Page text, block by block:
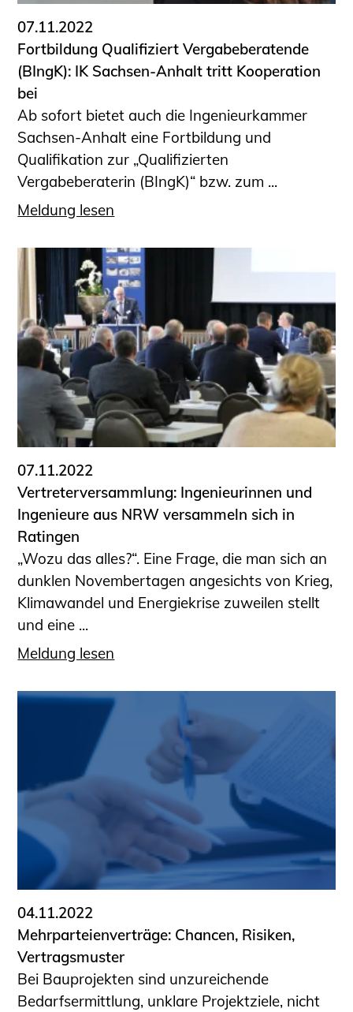
07.11.2022
Fortbildung Qualifiziert Vergabeberatende
(BIngK): IK Sachsen-Anhalt tritt Kooperation
bei
Ab sofort bietet auch die Ingenieurkammer
Sachsen-Anhalt eine Fortbildung und
Qualifikation zur „Qualifizierten
Vergabeberaterin (BIngK)“ bzw. zum ...
Meldung lesen
07.11.2022
Vertreterversammlung: Ingenieurinnen und
Ingenieure aus NRW versammeln sich in
Ratingen
„Wozu das alles?“. Eine Frage, die man sich an
dunklen Novembertagen angesichts von Krieg,
Klimawandel und Energiekrise zuweilen stellt
und eine ...
Meldung lesen
04.11.2022
Mehrparteienverträge: Chancen, Risiken,
Vertragsmuster
Bei Bauprojekten sind unzureichende
Bedarfsermittlung, unklare Projektziele, nicht